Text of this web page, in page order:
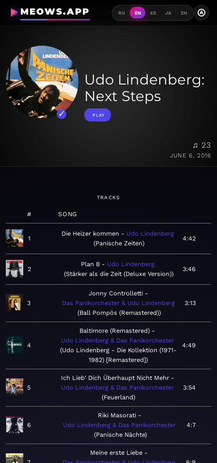
MEOWS.APP RU EN ES JA ZH A
Udo Lindenberg:
Next Steps
PLAY
♫ 23
JUNE 6, 2016
TRACKS
# SONG
1
Die Heizer kommen
Udo Lindenberg
Panische Zeiten
4:42
2
Plan B
Udo Lindenberg
Stärker als die Zeit (Deluxe Version)
3:46
3
Jonny Controlletti
Das Panikorchester & Udo Lindenberg
Ball Pompös (Remastered)
3:13
4
Baltimore (Remastered)
Udo Lindenberg & Das Panikorchester
Udo Lindenberg - Die Kollektion (1971-
1982) [Remastered]
4:49
5
Ich Lieb' Dich Überhaupt Nicht Mehr
Udo Lindenberg & Das Panikorchester
Feuerland
3:54
6
Riki Masorati
Udo Lindenberg & Das Panikorchester
Panische Nächte
4:7
Meine erste Liebe